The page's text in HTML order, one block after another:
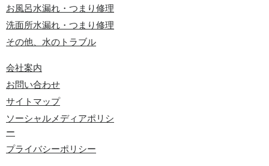
お風呂水漏れ・つまり修理
洗面所水漏れ・つまり修理
その他、水のトラブル
会社案内
お問い合わせ
サイトマップ
ソーシャルメディアポリシ
ー
プライバシーポリシー